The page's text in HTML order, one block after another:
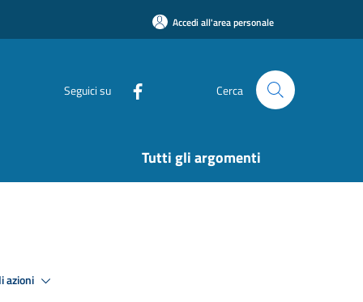
Accedi all'area personale
Seguici su Cerca
Tutti gli argomenti
azioni